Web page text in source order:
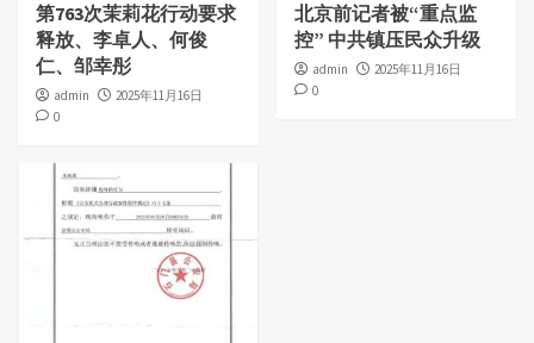
第763次茉莉花行动要求
释放、李卓人、何俊
仁、邹幸彤
admin
2025年11月16日
0
北京前记者被“重点监
控” 中共镇压民众升级
admin
2025年11月16日
0